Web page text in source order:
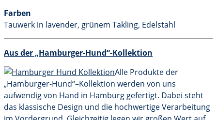
Farben
Tauwerk in lavender, grünem Takling, Edelstahl
Aus der „Hamburger-Hund“-Kollektion
Alle Produkte der
„Hamburger-Hund“–Kollektion werden von uns
aufwendig von Hand in Hamburg gefertigt. Dabei steht
das klassische Design und die hochwertige Verarbeitung